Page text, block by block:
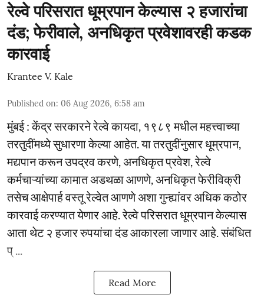
रेल्वे परिसरात धूम्रपान केल्यास २ हजारांचा
दंड; फेरीवाले, अनधिकृत प्रवेशावरही कडक
कारवाई
Krantee V. Kale
Published on: 06 Aug 2026, 6:58 am
मुंबई : केंद्र सरकारने रेल्वे कायदा, १९८९ मधील महत्त्वाच्या
तरतुदींमध्ये सुधारणा केल्या आहेत. या तरतुदींनुसार धूम्रपान,
मद्यपान करून उपद्रव करणे, अनधिकृत प्रवेश, रेल्वे
कर्मचाऱ्यांच्या कामात अडथळा आणणे, अनधिकृत फेरीविक्री
तसेच आक्षेपार्ह वस्तू रेल्वेत आणणे अशा गुन्ह्यांवर अधिक कठोर
कारवाई करण्यात येणार आहे. रेल्वे परिसरात धूम्रपान केल्यास
आता थेट २ हजार रुपयांचा दंड आकारला जाणार आहे. संबंधित
प् ...
Read More